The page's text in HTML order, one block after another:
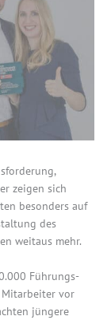
zeigen sich
besonders auf
des
weitaus mehr.
Führungs-
Mitarbeiter vor
jüngere